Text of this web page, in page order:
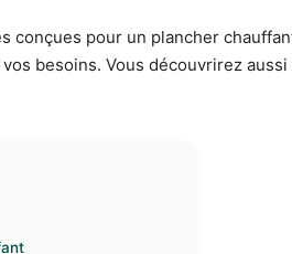
pour un plancher
besoins. Vous découvrirez